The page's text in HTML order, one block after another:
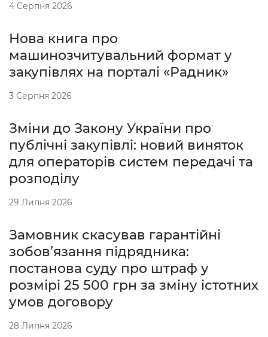
4 Серпня 2026
Нова книга про
машинозчитувальний формат у
закупівлях на порталі «Радник»
3 Серпня 2026
Зміни до Закону України про
публічні закупівлі: новий виняток
для операторів систем передачі та
розподілу
29 Липня 2026
Замовник скасував гарантійні
зобов’язання підрядника:
постанова суду про штраф у
розмірі 25 500 грн за зміну істотних
умов договору
28 Липня 2026